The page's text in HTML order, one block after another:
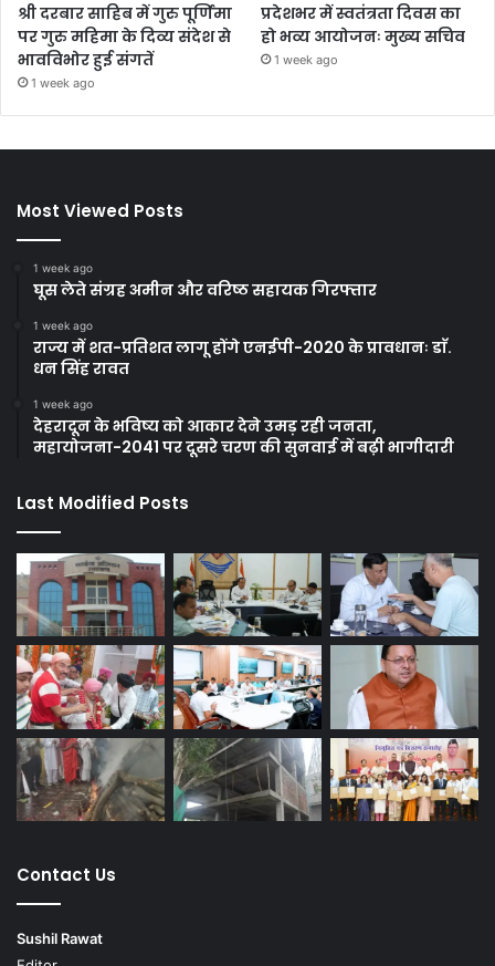
श्री दरबार साहिब में गुरु पूर्णिमा
पर गुरु महिमा के दिव्य संदेश से
भावविभोर हुई संगतें
1 week ago
प्रदेशभर में स्वतंत्रता दिवस का
हो भव्य आयोजनः मुख्य सचिव
1 week ago
Most Viewed Posts
1 week ago
घूस लेते संग्रह अमीन और वरिष्ठ सहायक गिरफ्तार
1 week ago
राज्य में शत-प्रतिशत लागू होंगे एनईपी-2020 के प्रावधानः डाॅ.
धन सिंह रावत
1 week ago
देहरादून के भविष्य को आकार देने उमड़ रही जनता,
महायोजना-2041 पर दूसरे चरण की सुनवाई में बढ़ी भागीदारी
Last Modified Posts
Contact Us
Sushil Rawat